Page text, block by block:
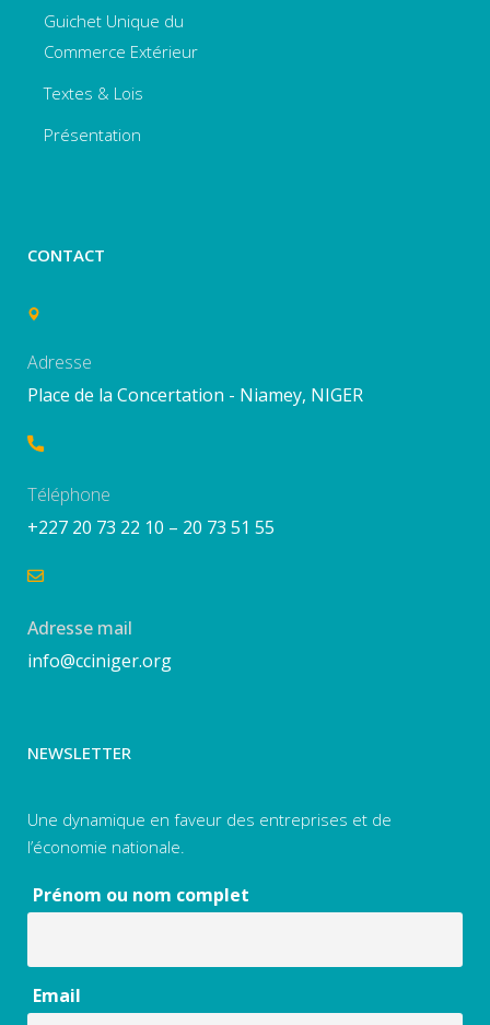
Guichet Unique du
Commerce Extérieur
Textes & Lois
Présentation
CONTACT
Adresse
Place de la Concertation - Niamey, NIGER
Téléphone
+227 20 73 22 10 – 20 73 51 55
Adresse mail
info@cciniger.org
NEWSLETTER
Une dynamique en faveur des entreprises et de
l’économie nationale.
Prénom ou nom complet
Email